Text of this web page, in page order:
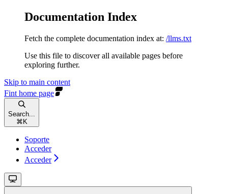
Documentation Index
Fetch the complete documentation index at: /llms.txt
Use this file to discover all available pages before
exploring further.
Skip to main content
Fint home page
Search...
⌘ K
Soporte
Acceder
Acceder